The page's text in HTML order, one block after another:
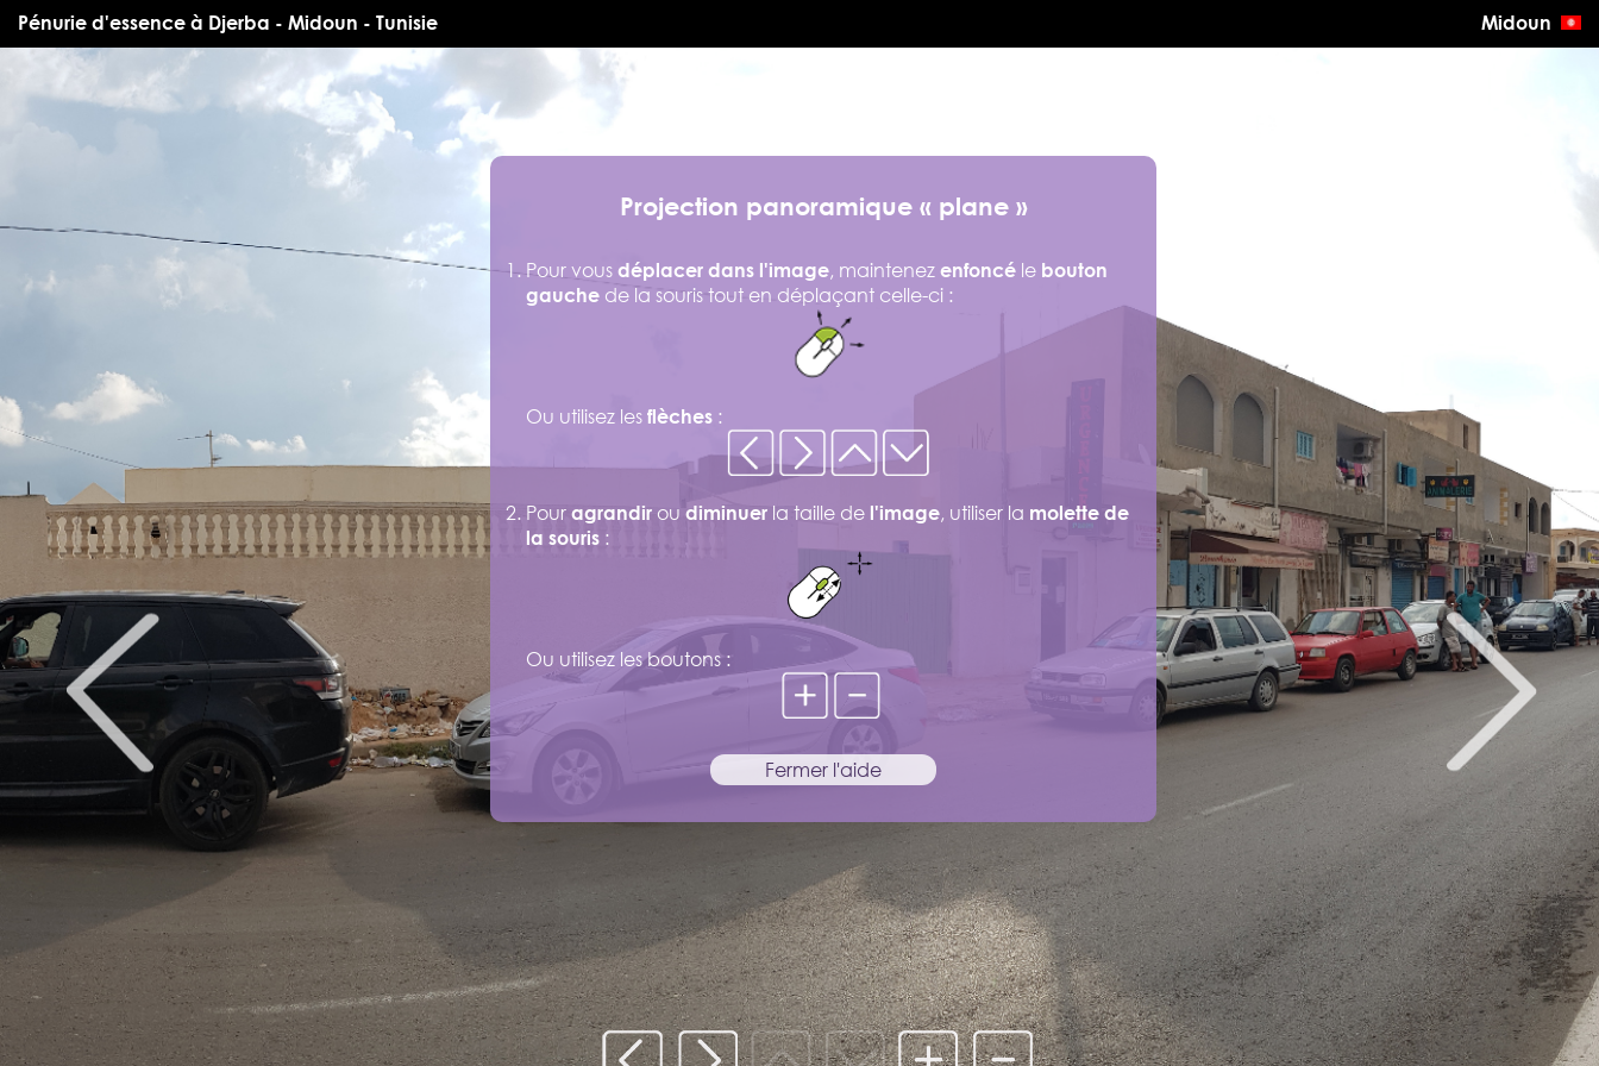
Pénurie d'essence à Djerba - Midoun - Tunisie Midoun